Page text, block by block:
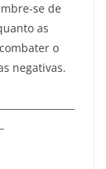
se de
as
o
negativas.